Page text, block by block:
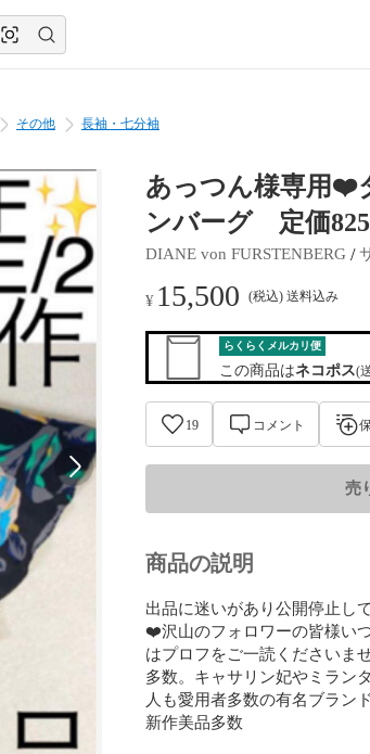
その他 長袖・七分袖
あっつん様専用❤️
ンバーグ 定価
DIANE von FURSTENBERG /
¥ 15,500 (税込) 送料込み
らくらくメルカリ便
この商品はネコポス(
19 コメント
売
商品の説明
出品に迷いがあり公開停止し
❤️沢山のフォロワーの皆様い
はプロフをご一読くださいま
多数。キャサリン妃やミラン
人も愛用者多数の有名ブラン
新作美品多数